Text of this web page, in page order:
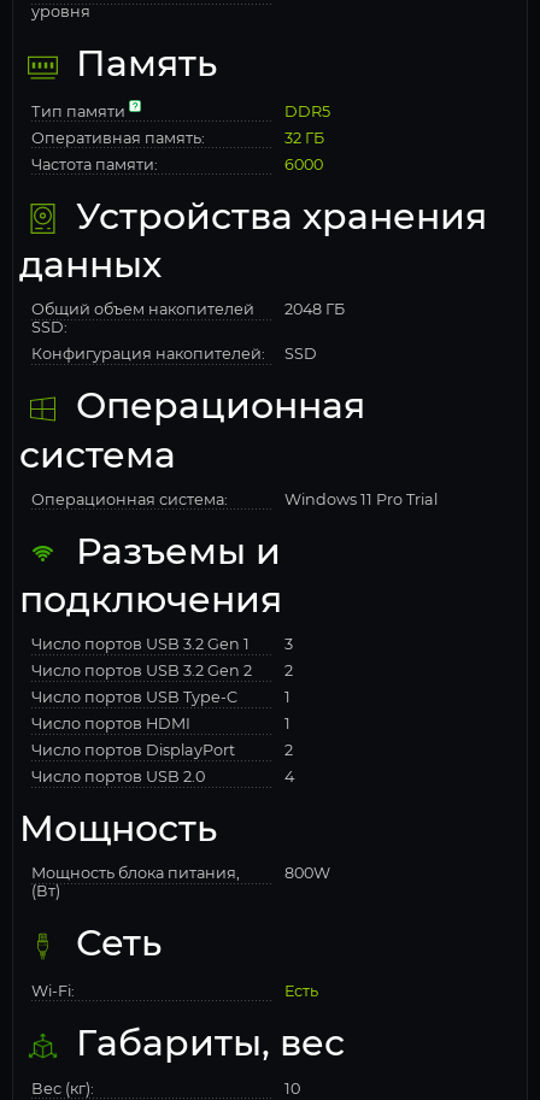
уровня
Память
Тип памяти
DDR5
Оперативная память:
32 ГБ
Частота памяти:
6000
Устройства хранения
данных
Общий объем накопителей
SSD:
2048 ГБ
Конфигурация накопителей: SSD
Операционная
система
Операционная система: Windows 11 Pro Trial
Разъемы и
подключения
Число портов USB 3.2 Gen 1
3
Число портов USB 3.2 Gen 2
2
Число портов USB Type-C
1
Число портов HDMI
1
Число портов DisplayPort
2
Число портов USB 2.0
4
Мощность
Мощность блока питания,
(Вт)
800W
Сеть
Wi-Fi: Есть
Габариты, вес
Вес (кг):
10